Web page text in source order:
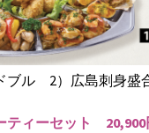
ブル 2）広島刺身盛
ティーセット 20,900